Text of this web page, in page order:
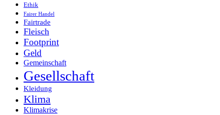
Ethik
Fairer Handel
Fairtrade
Fleisch
Footprint
Geld
Gemeinschaft
Gesellschaft
Kleidung
Klima
Klimakrise